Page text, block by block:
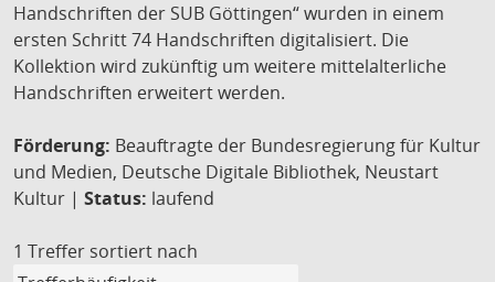
Handschriften der SUB Göttingen“ wurden in einem
ersten Schritt 74 Handschriften digitalisiert. Die
Kollektion wird zukünftig um weitere mittelalterliche
Handschriften erweitert werden.
Förderung: Beauftragte der Bundesregierung für Kultur
und Medien, Deutsche Digitale Bibliothek, Neustart
Kultur | Status: laufend
1 Treffer sortiert nach